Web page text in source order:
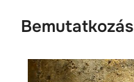
Bemutatkozás